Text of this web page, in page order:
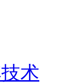
术